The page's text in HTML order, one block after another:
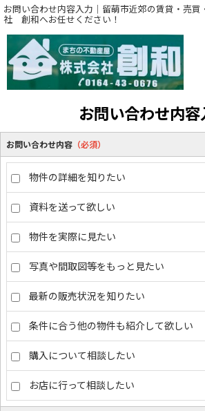
お問い合わせ内容入力｜留萌市近郊の賃貸・売買
社 創和へお任せください！
お問い合わせ内容
お問い合わせ内容 （必須）
物件の詳細を知りたい
資料を送って欲しい
物件を実際に見たい
写真や間取図等をもっと見たい
最新の販売状況を知りたい
条件に合う他の物件も紹介して欲しい
購入について相談したい
お店に行って相談したい